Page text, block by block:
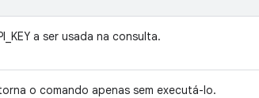
a ser usada na consulta.
o comando apenas sem executá-lo.